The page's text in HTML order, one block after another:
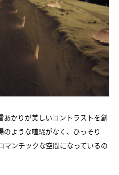
あかりが美しいコントラストを創
のような喧騒がなく、ひっそり
マンチックな空間になっているの